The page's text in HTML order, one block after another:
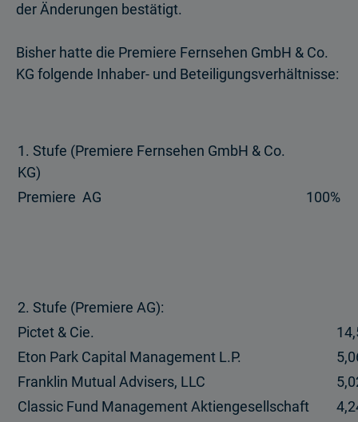
der Änderungen bestätigt.
Bisher hatte die Premiere Fernsehen GmbH & Co.
KG folgende Inhaber- und Beteiligungsverhältnisse:
1. Stufe (Premiere Fernsehen GmbH & Co.
KG)
Premiere AG
100%
2. Stufe (Premiere AG):
Pictet & Cie.
Eton Park Capital Management L.P.
Franklin Mutual Advisers, LLC
Classic Fund Management Aktiengesellschaft